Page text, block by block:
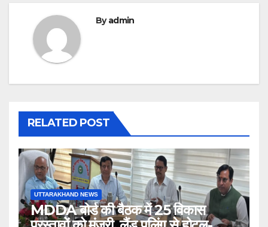
Byadmin
RELATED POST
UTTARAKHAND NEWS
MDDA बोर्ड की बैठक में 25 विकास